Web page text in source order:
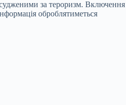
за тероризм. Включення
оброблятиметься